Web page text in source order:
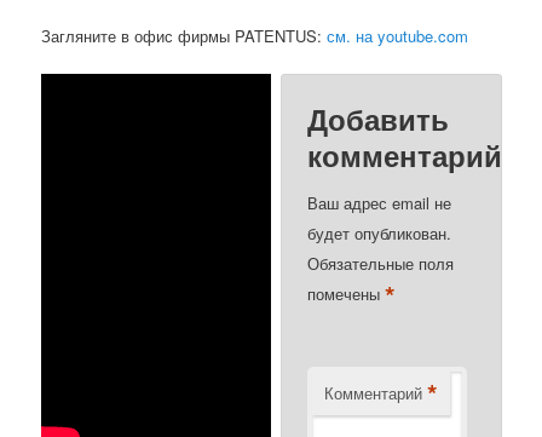
Загляните в офис фирмы PATENTUS:см. на youtube.com
Добавить
комментарий
Ваш адрес email не
будет опубликован.
Обязательные поля
помечены*
Комментарий *